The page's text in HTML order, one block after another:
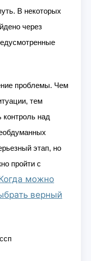
В некоторых
через
проблемы. Чем
тем
контроль над
этап, но
пройти с
можно
верный